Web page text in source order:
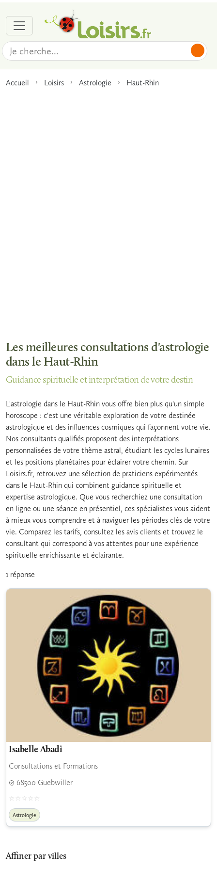
Accueil Loisirs Astrologie Haut-Rhin
Affiner par villes
Les meilleures consultations d'astrologie
dans le Haut-Rhin
Guidance spirituelle et interprétation de votre destin
L'astrologie dans le Haut-Rhin vous offre bien plus qu'un simple
horoscope : c'est une véritable exploration de votre destinée
astrologique et des influences cosmiques qui façonnent votre vie.
Nos consultants qualifiés proposent des interprétations
personnalisées de votre thème astral, étudiant les cycles lunaires
et les positions planétaires pour éclairer votre chemin. Sur
Loisirs.fr, retrouvez une sélection de praticiens expérimentés
dans le Haut-Rhin qui combinent guidance spirituelle et
expertise astrologique. Que vous recherchiez une consultation
en ligne ou une séance en présentiel, ces spécialistes vous aident
à mieux vous comprendre et à naviguer les périodes clés de votre
vie. Comparez les tarifs, consultez les avis clients et trouvez le
consultant qui correspond à vos attentes pour une expérience
spirituelle enrichissante et éclairante.
1 réponse
Isabelle Abadi
Consultations et Formations
68500 Guebwiller
Astrologie